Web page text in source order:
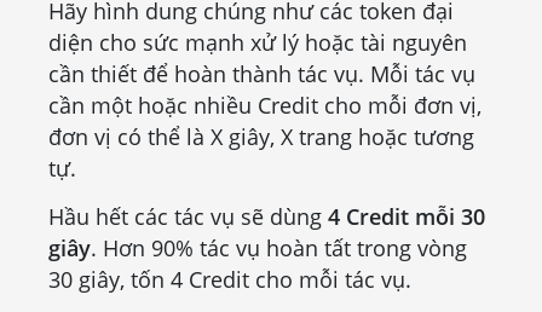
Hãy hình dung chúng như các token đại
diện cho sức mạnh xử lý hoặc tài nguyên
cần thiết để hoàn thành tác vụ. Mỗi tác vụ
cần một hoặc nhiều Credit cho mỗi đơn vị,
đơn vị có thể là X giây, X trang hoặc tương
tự.
Hầu hết các tác vụ sẽ dùng 4 Credit mỗi 30
giây. Hơn 90% tác vụ hoàn tất trong vòng
30 giây, tốn 4 Credit cho mỗi tác vụ.